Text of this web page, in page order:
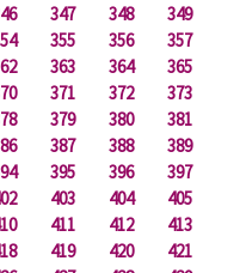
347 348
349
355 356
357
363 364
365
371 372
373
379 380
381
387 388
389
395 396
397
403 404
405
411 412
413
419 420
421